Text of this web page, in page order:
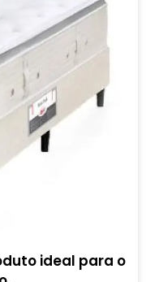
ideal para o